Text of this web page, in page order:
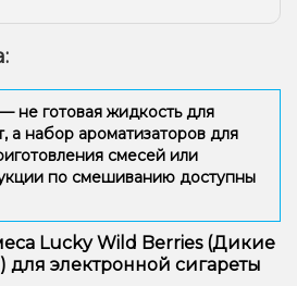
не готовая жидкость для
а набор ароматизаторов для
смесей или
по смешиванию доступны
Lucky Wild Berries (Дикие
для электронной сигареты